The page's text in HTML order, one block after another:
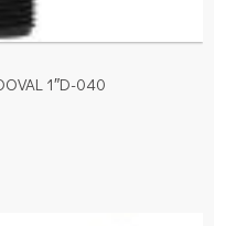
1″D-040